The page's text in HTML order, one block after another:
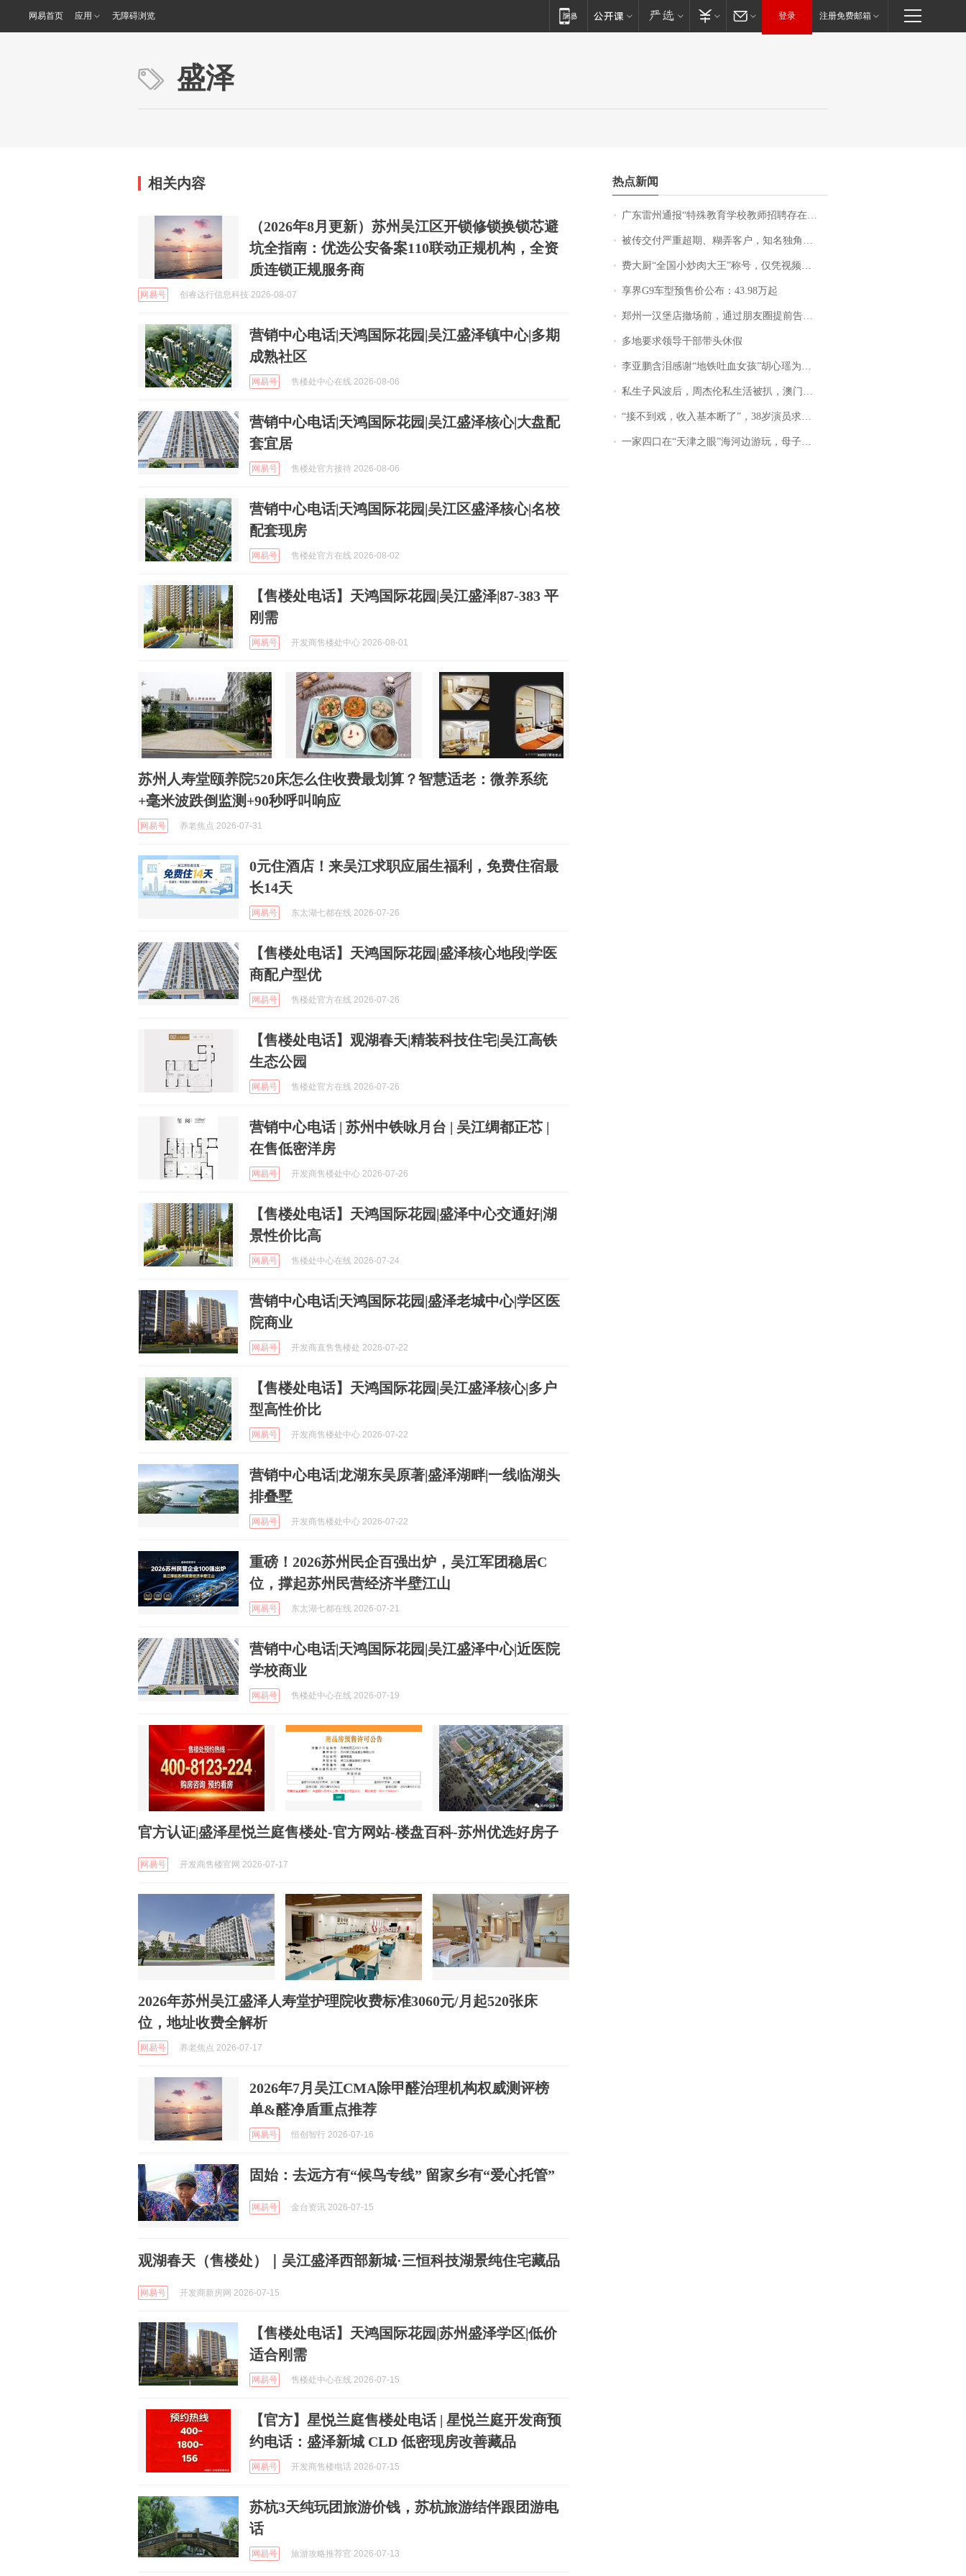
网易首页 应用 无障碍浏览 登录 注册免费邮箱
盛泽
相关内容
（2026年8月更新）苏州吴江区开锁修锁换锁芯避
坑全指南：优选公安备案110联动正规机构，全资
质连锁正规服务商
网易号 创睿达行信息科技 2026-08-07
营销中心电话|天鸿国际花园|吴江盛泽镇中心|多期
成熟社区
网易号 售楼处中心在线 2026-08-06
营销中心电话|天鸿国际花园|吴江盛泽核心|大盘配
套宜居
网易号 售楼处官方接待 2026-08-06
营销中心电话|天鸿国际花园|吴江区盛泽核心|名校
配套现房
网易号 售楼处官方在线 2026-08-02
【售楼处电话】天鸿国际花园|吴江盛泽|87-383 平
刚需
网易号 开发商售楼处中心 2026-08-01
苏州人寿堂颐养院520床怎么住收费最划算？智慧适老：微养系统
+毫米波跌倒监测+90秒呼叫响应
网易号 养老焦点 2026-07-31
0元住酒店！来吴江求职应届生福利，免费住宿最
长14天
网易号 东太湖七都在线 2026-07-26
【售楼处电话】天鸿国际花园|盛泽核心地段|学医
商配户型优
网易号 售楼处官方在线 2026-07-26
【售楼处电话】观湖春天|精装科技住宅|吴江高铁
生态公园
网易号 售楼处官方在线 2026-07-26
营销中心电话 | 苏州中铁咏月台 | 吴江绸都正芯 |
在售低密洋房
网易号 开发商售楼处中心 2026-07-26
【售楼处电话】天鸿国际花园|盛泽中心交通好|湖
景性价比高
网易号 售楼处中心在线 2026-07-24
营销中心电话|天鸿国际花园|盛泽老城中心|学区医
院商业
网易号 开发商直售售楼处 2026-07-22
【售楼处电话】天鸿国际花园|吴江盛泽核心|多户
型高性价比
网易号 开发商售楼处中心 2026-07-22
营销中心电话|龙湖东吴原著|盛泽湖畔|一线临湖头
排叠墅
网易号 开发商售楼处中心 2026-07-22
重磅！2026苏州民企百强出炉，吴江军团稳居C
位，撑起苏州民营经济半壁江山
网易号 东太湖七都在线 2026-07-21
营销中心电话|天鸿国际花园|吴江盛泽中心|近医院
学校商业
网易号 售楼处中心在线 2026-07-19
官方认证|盛泽星悦兰庭售楼处-官方网站-楼盘百科-苏州优选好房子
网易号 开发商售楼官网 2026-07-17
2026年苏州吴江盛泽人寿堂护理院收费标准3060元/月起520张床
位，地址收费全解析
网易号 养老焦点 2026-07-17
2026年7月吴江CMA除甲醛治理机构权威测评榜
单&醛净盾重点推荐
网易号 恒创智行 2026-07-16
固始：去远方有“候鸟专线” 留家乡有“爱心托管”
网易号 金台资讯 2026-07-15
观湖春天（售楼处）｜吴江盛泽西部新城·三恒科技湖景纯住宅藏品
网易号 开发商新房网 2026-07-15
【售楼处电话】天鸿国际花园|苏州盛泽学区|低价
适合刚需
网易号 售楼处中心在线 2026-07-15
【官方】星悦兰庭售楼处电话 | 星悦兰庭开发商预
约电话：盛泽新城 CLD 低密现房改善藏品
网易号 开发商售楼电话 2026-07-15
苏杭3天纯玩团旅游价钱，苏杭旅游结伴跟团游电
话
网易号 旅游攻略推荐官 2026-07-13
热点新闻
广东雷州通报“特殊教育学校教师招聘存在违规行为”：已启动问责程序 副校长被停职
被传交付严重超期、糊弄客户，知名独角兽车企创始人回应：都没证据，将依法采取措施，“本人长期与美国交管局保持沟通，对方表示肯定”
费大厨“全国小炒肉大王”称号，仅凭视频评出？中国烹饪协会回应
享界G9车型预售价公布：43.98万起
郑州一汉堡店撤场前，通过朋友圈提前告知逐一退费，有顾客仅剩1元也全被退回，分文不少；顾客：言而有信，让人感动
多地要求领导干部带头休假
李亚鹏含泪感谢“地铁吐血女孩”胡心瑶为嫣然天使捐99999元：这份捐赠太沉重，尊重其捐赠意愿，个人向胡心瑶和她的病友之家各捐赠99999元
私生子风波后，周杰伦私生活被扒，澳门输10亿传闻早已经水落石出
“接不到戏，收入基本断了”，38岁演员求职景区NPC：工作量断崖式下跌，留给我试错的时间不多了
一家四口在“天津之眼”海河边游玩，母子俩不幸溺亡